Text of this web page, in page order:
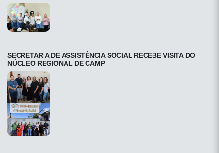
SECRETARIA DE ASSISTÊNCIA SOCIAL RECEBE VISITA DO
NÚCLEO REGIONAL DE CAMP